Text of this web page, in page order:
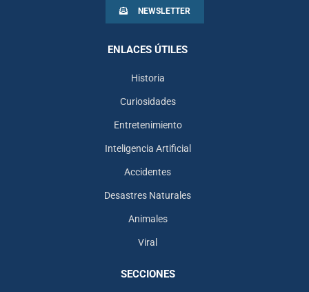
NEWSLETTER
ENLACES ÚTILES
Historia
Curiosidades
Entretenimiento
Inteligencia Artificial
Accidentes
Desastres Naturales
Animales
Viral
SECCIONES